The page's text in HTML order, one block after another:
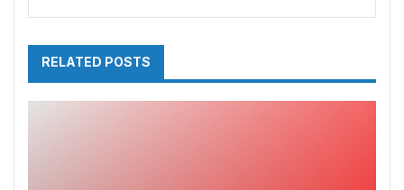
RELATED POSTS